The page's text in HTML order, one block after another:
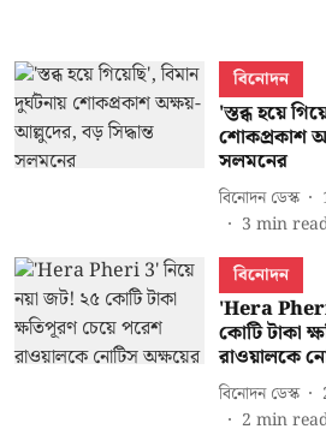
বিনোদন
'স্তব্ধ হয়ে
শোকপ্রকাশ
সলমনের
বিনোদন ডেস্ক
3 min
বিনোদন
'Hera Pheri
কোটি টাকা
রাওয়ালকে
বিনোদন ডেস্ক
2 min